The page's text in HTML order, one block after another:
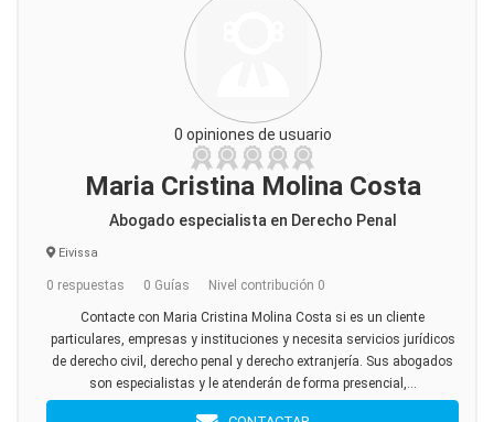
0 opiniones de usuario
Maria Cristina Molina Costa
Abogado especialista en Derecho Penal
Eivissa
0 respuestas 0 Guías Nivel contribución 0
Contacte con Maria Cristina Molina Costa si es un cliente
particulares, empresas y instituciones y necesita servicios jurídicos
de derecho civil, derecho penal y derecho extranjería. Sus abogados
son especialistas y le atenderán de forma presencial,...